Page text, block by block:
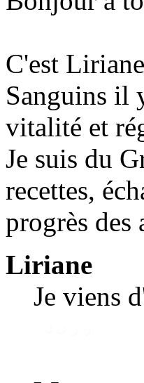
C'est
Sanguins il
vitalité et
Je suis du
recettes,
progrès des
Liriane
Je viens